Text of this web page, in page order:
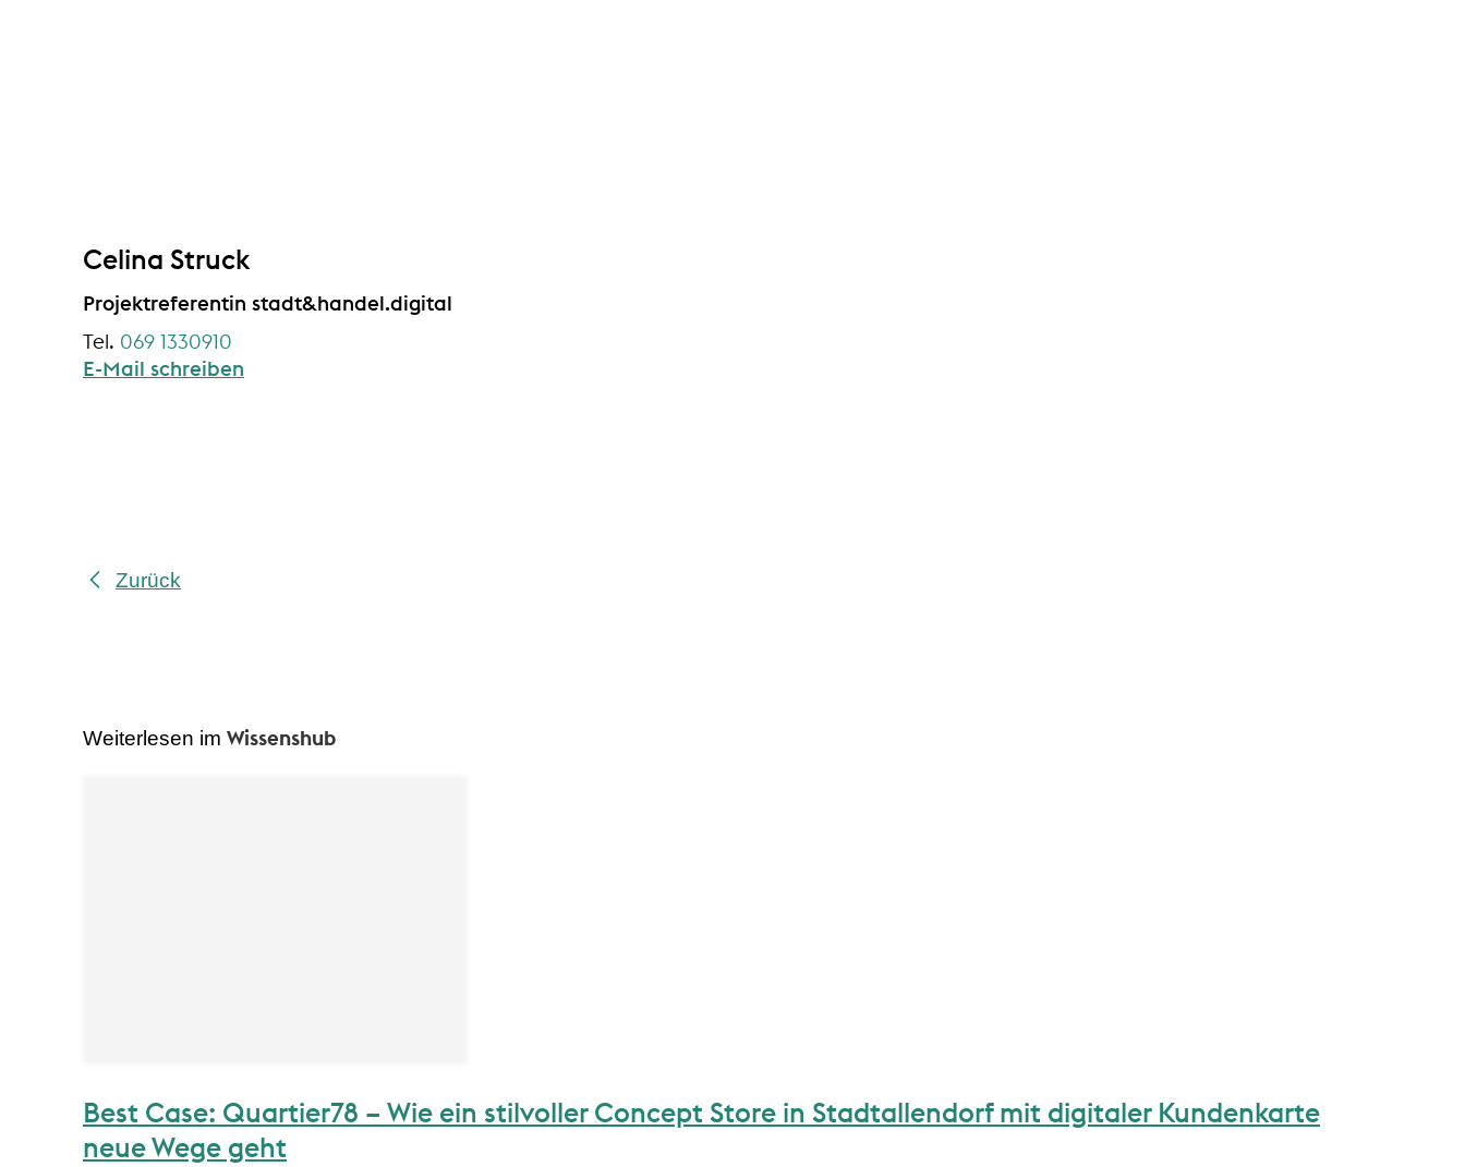
Celina Struck
Projektreferentin stadt&handel.digital
069 1330910
E-Mail schreiben
Zurück
Weiterlesen im Wissenshub
Best Case: Quartier78 – Wie ein stilvoller Concept Store in Stadtallendorf mit digitaler Kundenkarte
neue Wege geht